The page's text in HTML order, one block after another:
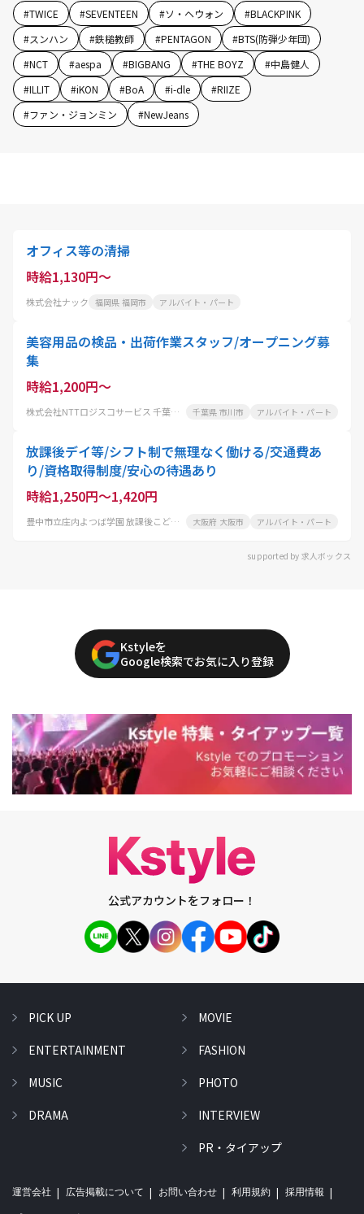
#TWICE #SEVENTEEN #ソ・ヘウォン #BLACKPINK
#スンハン #鉄槌教師 #PENTAGON #BTS(防弾少年団)
#NCT #aespa #BIGBANG #THE BOYZ #中島健人
#ILLIT #iKON #BoA #i-dle #RIIZE
#ファン・ジョンミン #NewJeans
オフィス等の清掃
時給1,130円～
株式会社ナック 福岡県 福岡市 アルバイト・パート
美容用品の検品・出荷作業スタッフ/オープニング募
集
時給1,200円～
株式会社NTTロジスコサービス 千葉物流センター 千葉県 市川市 アルバイト・パート
放課後デイ等/シフト制で無理なく働ける/交通費あ
り/資格取得制度/安心の待遇あり
時給1,250円～1,420円
豊中市立庄内よつば学園 放課後こどもクラブ 大阪府 大阪市 アルバイト・パート
supported by 求人ボックス
Kstyleを
Google検索でお気に入り登録
公式アカウントをフォロー！
PICK UP
ENTERTAINMENT
MUSIC
DRAMA
MOVIE
FASHION
PHOTO
INTERVIEW
PR・タイアップ
運営会社 広告掲載について お問い合わせ 利用規約 採用情報